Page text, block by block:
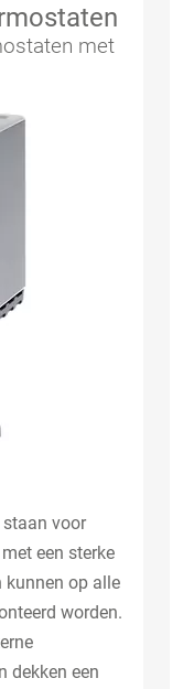
met
staan voor
een sterke
kunnen op alle
worden.
dekken een